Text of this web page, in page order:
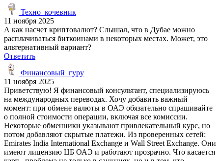
Техно_кочевник
11 ноября 2025
А как насчет криптовалют? Слышал, что в Дубае можно
расплачиваться биткоинами в некоторых местах. Может, это
альтернативный вариант?
Ответить
Финансовый_гуру
11 ноября 2025
Приветствую! Я финансовый консультант, специализируюсь
на международных переводах. Хочу добавить важный
момент: при обмене валюты в ОАЭ обязательно спрашивайте
о полной стоимости операции, включая все комиссии.
Некоторые обменники указывают привлекательный курс, но
потом добавляют скрытые платежи. Из проверенных сетей:
Emirates India International Exchange и Wall Street Exchange. Они
имеют лицензию ЦБ ОАЭ и работают прозрачно. Что касается